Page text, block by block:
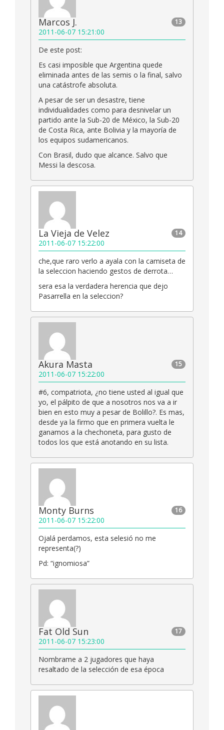
13
Marcos J.
2011-06-07 15:21:00
De este post:
Es casi imposible que Argentina quede
eliminada antes de las semis o la final, salvo
una catástrofe absoluta.
A pesar de ser un desastre, tiene
individualidades como para desnivelar un
partido ante la Sub-20 de México, la Sub-20
de Costa Rica, ante Bolivia y la mayoría de
los equipos sudamericanos.
Con Brasil, dudo que alcance. Salvo que
Messi la descosa.
14
La Vieja de Velez
2011-06-07 15:22:00
che,que raro verlo a ayala con la camiseta de
la seleccion haciendo gestos de derrota…
sera esa la verdadera herencia que dejo
Pasarrella en la seleccion?
15
Akura Masta
2011-06-07 15:22:00
#6, compatriota, ¿no tiene usted al igual que
yo, el pálpito de que a nosotros nos va a ir
bien en esto muy a pesar de Bolillo?. Es mas,
desde ya la firmo que en primera vuelta le
ganamos a la chechoneta, para gusto de
todos los que está anotando en su lista.
16
Monty Burns
2011-06-07 15:22:00
Ojalá perdamos, esta selesió no me
representa(?)
Pd: “ignomiosa”
17
Fat Old Sun
2011-06-07 15:23:00
Nombrame a 2 jugadores que haya
resaltado de la selección de esa época